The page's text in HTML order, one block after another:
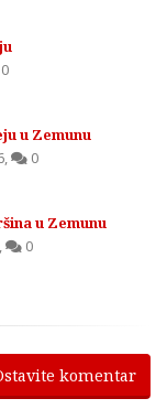
0
u Zemunu
, 0
u Zemunu
, 0
komentar